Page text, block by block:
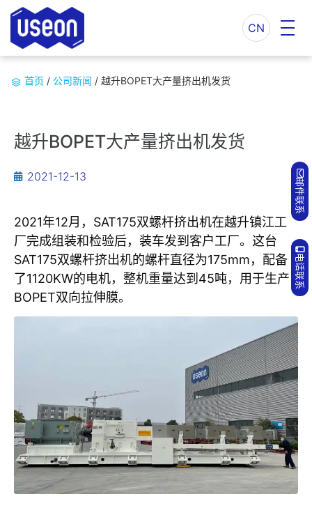
CN
首页 / 公司新闻 / 越升BOPET大产量挤出机发货
越升BOPET大产量挤出机发货
2021-12-13
2021年12月，SAT175双螺杆挤出机在越升镇江工
厂完成组装和检验后，装车发到客户工厂。这台
SAT175双螺杆挤出机的螺杆直径为175mm，配备
了1120KW的电机，整机重量达到45吨，用于生产
BOPET双向拉伸膜。
邮件联系
电话联系